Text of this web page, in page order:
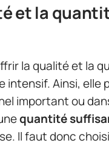
et la
la qualité et la
intensif. Ainsi,
important ou
quantité
Il faut donc